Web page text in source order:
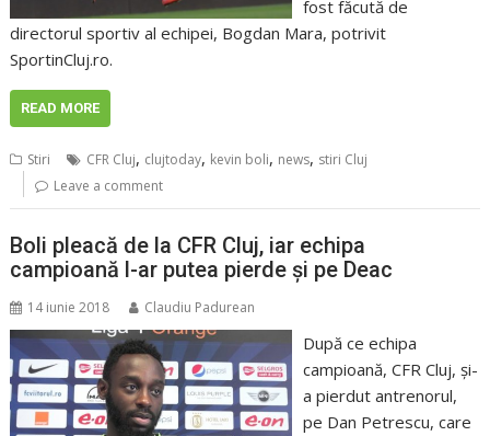
fost făcută de
directorul sportiv al echipei, Bogdan Mara, potrivit
SportinCluj.ro.
READ MORE
Stiri CFR Cluj, clujtoday, kevin boli, news, stiri Cluj
Leave a comment
Boli pleacă de la CFR Cluj, iar echipa
campioană l-ar putea pierde şi pe Deac
14 iunie 2018 Claudiu Padurean
După ce echipa
campioană, CFR Cluj, şi-
a pierdut antrenorul,
pe Dan Petrescu, care